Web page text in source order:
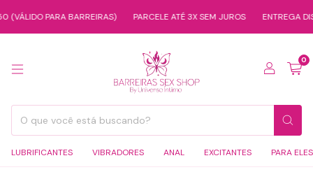
PARA BARREIRAS) PARCELE ATÉ 3X SEM JUROS ENTREGA
0
LUBRIFICANTES VIBRADORES ANAL EXCITANTES PARA ELES